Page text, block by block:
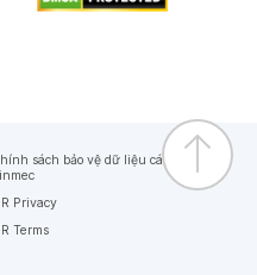
sách bảo vệ dữ liệu cá nhân của
Privacy
Terms